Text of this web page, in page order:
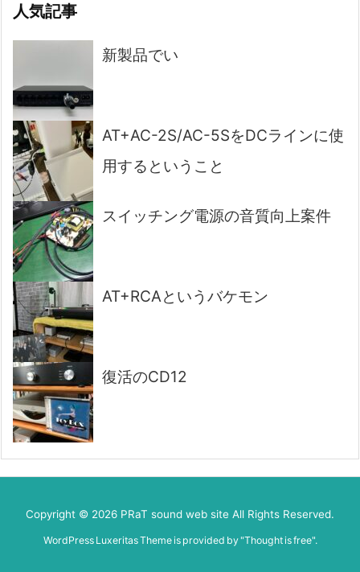
人気記事
新製品でい
AT+AC-2S/AC-5SをDCラインに使
用するということ
スイッチング電源の音質向上案件
AT+RCAというバケモン
復活のCD12
Copyright © 2026 PRaT sound web site All Rights Reserved.
WordPress Luxeritas Theme is provided by "Thought is free".